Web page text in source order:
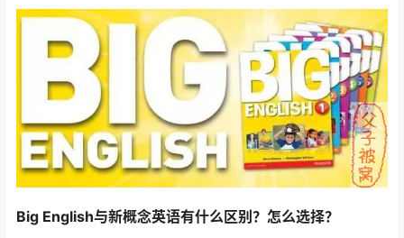
Big English与新概念英语有什么区别？怎么选择？